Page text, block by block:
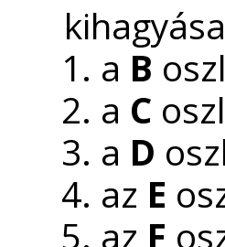
a B
a C
a D
az E
az F